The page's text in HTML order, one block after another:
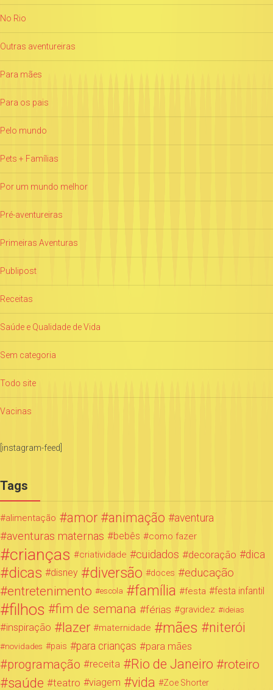
No Rio
Outras aventureiras
Para mães
Para os pais
Pelo mundo
Pets + Famílias
Por um mundo melhor
Pré-aventureiras
Primeiras Aventuras
Publipost
Receitas
Saúde e Qualidade de Vida
Sem categoria
Todo site
Vacinas
[instagram-feed]
Tags
alimentação amor animação aventura
aventuras maternas bebês como fazer
crianças criatividade cuidados decoração dica
dicas disney diversão doces educação
entretenimento escola família festa festa infantil
filhos fim de semana férias gravidez ideias
inspiração lazer maternidade mães niterói
novidades pais para crianças para mães
programação receita Rio de Janeiro roteiro
saúde teatro viagem vida Zoe Shorter